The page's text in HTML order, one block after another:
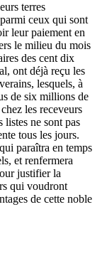
terres
ceux qui sont
leur paiement en
le milieu du mois
des cent dix
ont déjà reçu les
lesquels, à
de six millions de
les receveurs
listes ne sont pas
tous les jours.
paraîtra en temps
et renfermera
justifier la
qui voudront
de cette noble